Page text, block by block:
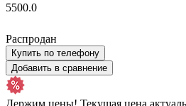
5500.0
Распродан
Купить по телефону
Добавить в сравнение
Держим цены! Текущая цена